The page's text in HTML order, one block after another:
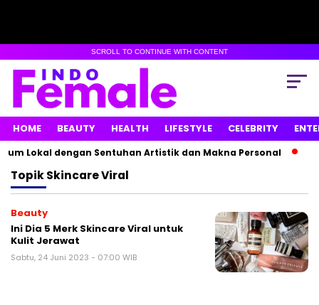
SCROLL TO CONTINUE WITH CONTENT
HOME BEAUTY HEALTH LIFESTYLE CELEBRITY
Lokal dengan Sentuhan Artistik dan Makna Personal
TopikSkincare Viral
Beauty
Ini Dia 5 Merk Skincare Viral untuk
Kulit Jerawat
Sabtu, 24 Juni 2023 - 07:00 WIB